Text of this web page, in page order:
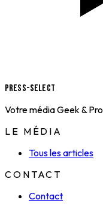
Press-Select
Votre média Geek & Pro
LE MÉDIA
Tous les articles
CONTACT
Contact